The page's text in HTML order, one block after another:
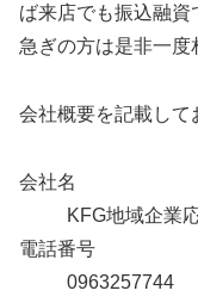
ば来店でも振込融資
急ぎの方は是非一度
会社概要を記載して
会社名
KFG地域企業
電話番号
0963257744